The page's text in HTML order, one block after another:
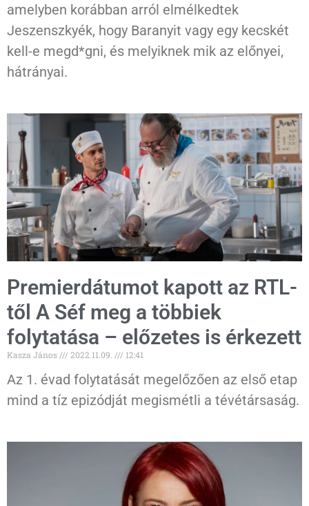
amelyben korábban arról elmélkedtek
Jeszenszkyék, hogy Baranyit vagy egy kecskét
kell-e megd*gni, és melyiknek mik az előnyei,
hátrányai.
Premierdátumot kapott az RTL-
től A Séf meg a többiek
folytatása – előzetes is érkezett
Kasza János 2022.11.09. 12:41
Az 1. évad folytatását megelőzően az első etap
mind a tíz epizódját megismétli a tévétársaság.